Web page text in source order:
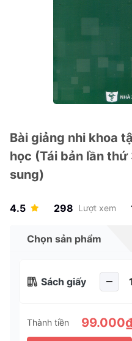
Bài giảng nhi khoa
học (Tái bản lần
sung)
4.5 298 Lượt xem
Chọn sản phẩm
Sách giấy
Thành tiền